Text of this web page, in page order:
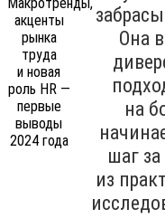
Она
на
шаг
из